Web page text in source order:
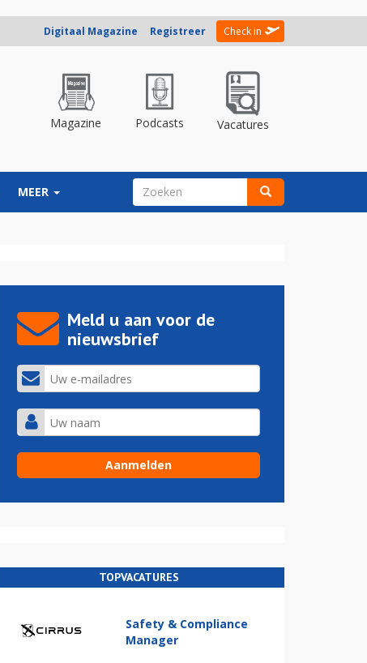
Digitaal Magazine Registreer Check in
Magazine Podcasts Vacatures
MEER ZOEKVELD
Meld u aan voor de
nieuwsbrief
TOPVACATURES
Safety & Compliance
Manager